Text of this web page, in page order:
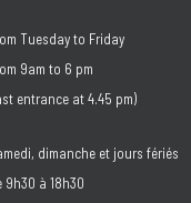
Tuesday to Friday
9am to 6 pm
entrance at 4.45 pm)
dimanche et jours fériés
9h30 à 18h30